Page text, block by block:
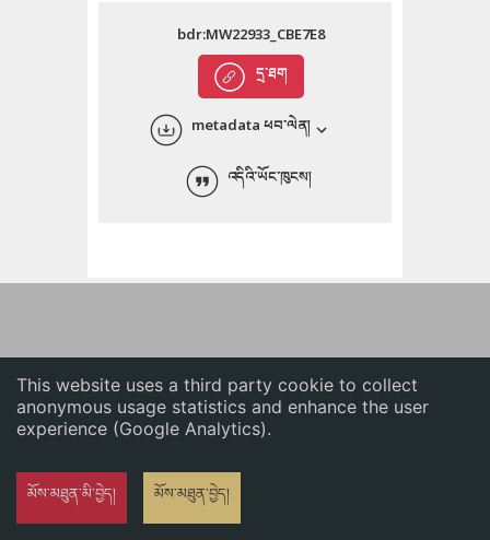
This website uses a third party cookie to collect
anonymous usage statistics and enhance the user
experience (Google Analytics).
མོས་མཐུན་མི་བྱེད། མོས་མཐུན་བྱེད།
English
ភាសាខ្មែរ
དྲ་ཐག
bdr:MW22933_CBE7E8
metadata ཕབ་ལེན།
འདིའི་ཡོང་ཁུངས།